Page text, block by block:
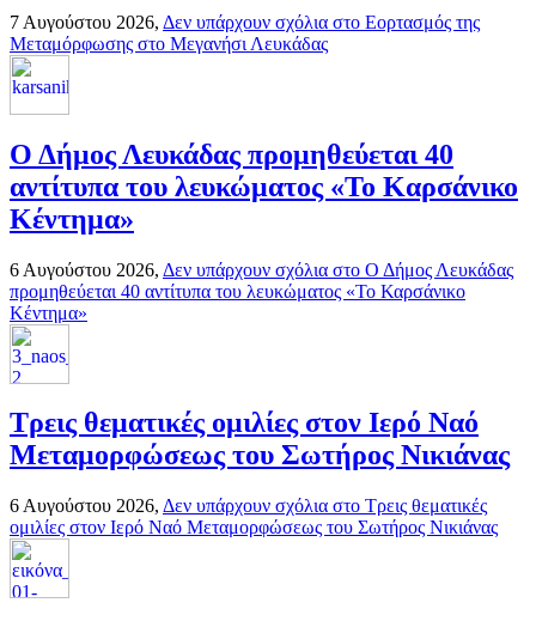
7 Αυγούστου 2026, Δεν υπάρχουν σχόλια στο Εορτασμός της
Μεταμόρφωσης στο Μεγανήσι Λευκάδας
Ο Δήμος Λευκάδας προμηθεύεται 40
αντίτυπα του λευκώματος «Το Καρσάνικο
Κέντημα»
6 Αυγούστου 2026, Δεν υπάρχουν σχόλια στο Ο Δήμος Λευκάδας
προμηθεύεται 40 αντίτυπα του λευκώματος «Το Καρσάνικο
Κέντημα»
Τρεις θεματικές ομιλίες στον Ιερό Ναό
Μεταμορφώσεως του Σωτήρος Νικιάνας
6 Αυγούστου 2026, Δεν υπάρχουν σχόλια στο Τρεις θεματικές
ομιλίες στον Ιερό Ναό Μεταμορφώσεως του Σωτήρος Νικιάνας